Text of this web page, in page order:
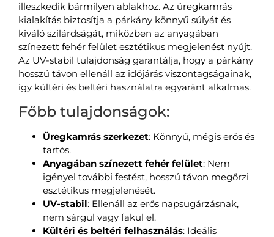
illeszkedik bármilyen ablakhoz. Az üregkamrás
kialakítás biztosítja a párkány könnyű súlyát és
kiváló szilárdságát, miközben az anyagában
színezett fehér felület esztétikus megjelenést nyújt.
Az UV-stabil tulajdonság garantálja, hogy a párkány
hosszú távon ellenáll az időjárás viszontagságainak,
így kültéri és beltéri használatra egyaránt alkalmas.
Főbb tulajdonságok:
Üregkamrás szerkezet: Könnyű, mégis erős és
tartós.
Anyagában színezett fehér felület: Nem
igényel további festést, hosszú távon megőrzi
esztétikus megjelenését.
UV-stabil: Ellenáll az erős napsugárzásnak,
nem sárgul vagy fakul el.
Kültéri és beltéri felhasználás: Ideális